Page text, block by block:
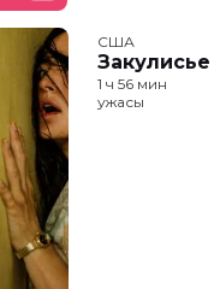
США
1 ч 56 мин
ужасы